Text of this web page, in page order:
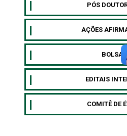
⁠PÓS
AÇÕES
BOLSAS
EDITAIS
COMITÊ DE